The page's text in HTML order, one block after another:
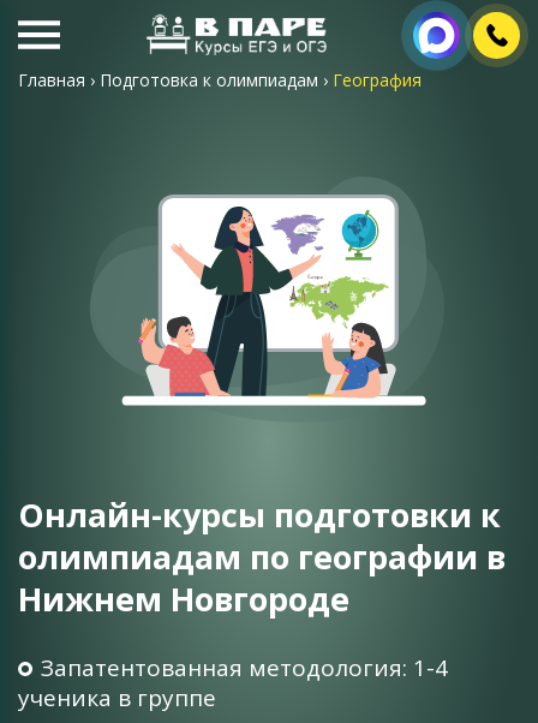
Главная › Подготовка к олимпиадам › География
Онлайн-курсы подготовки к
олимпиадам по географии в
Нижнем Новгороде
Запатентованная методология: 1-4
ученика в группе